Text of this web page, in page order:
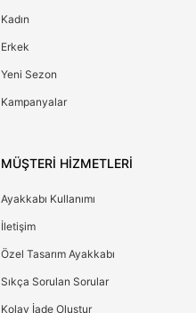
Kadın
Erkek
Yeni Sezon
Kampanyalar
MÜŞTERİ HİZMETLERİ
Ayakkabı Kullanımı
İletişim
Özel Tasarım Ayakkabı
Sıkça Sorulan Sorular
Kolay İade Oluştur